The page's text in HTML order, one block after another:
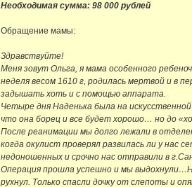
Необходимая сумма: 98 000 рублей
Обращение мамы:
Здравствуйте!
Меня зовут Ольга, я мама особенного
неделя весом 1610 г, родилась мертвой и в
задышать хоть и с помощью аппарата.
Четыре дня Наденька была на
что она борец и все будет хорошо… но до
После реанимации мы долго лежали в
когда окулист проверял развилась ли у нас
недоношенных и срочно нас отправили в
Операция прошла успешно и мы
рухнул. Только спасли дочку от слепоты и